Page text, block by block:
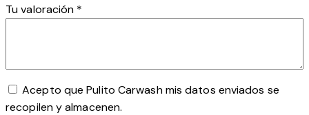
Tu valoración *
Acepto que Pulito Carwash mis datos enviados se
recopilen y almacenen.